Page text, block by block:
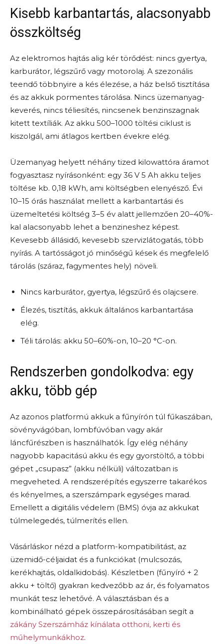
Kisebb karbantartás, alacsonyabb
összköltség
Az elektromos hajtás alig kér törődést: nincs gyertya,
karburátor, légszűrő vagy motorolaj. A szezonális
teendő többnyire a kés élezése, a ház belső tisztítása
és az akkuk pormentes tárolása. Nincs üzemanyag-
keverés, nincs téliesítés, nincsenek benzinszagnak
kitett textíliák. Az akku 500–1000 töltési ciklust is
kiszolgál, ami átlagos kertben évekre elég.
Üzemanyag helyett néhány tized kilowattóra áramot
fogyasztasz nyírásonként: egy 36 V 5 Ah akku teljes
töltése kb. 0,18 kWh, ami költségben elenyésző. Évi
10–15 órás használat mellett a karbantartási és
üzemeltetési költség 3–5 év alatt jellemzően 20–40%-
kal alacsonyabb lehet a benzineshez képest.
Kevesebb állásidő, kevesebb szervizlátogatás, több
nyírás. A tartósságot jó minőségű kések és megfelelő
tárolás (száraz, fagymentes hely) növeli.
Nincs karburátor, gyertya, légszűrő és olajcsere.
Élezés, tisztítás, akkuk általános karbantartása
elég.
Téli tárolás: akku 50–60%-on, 10–20 °C-on.
Rendszerben gondolkodva: egy
akku, több gép
Az azonos platformú akkuk a fűnyírón túl fűkaszában,
sövényvágóban, lombfúvóban vagy akár
láncfűrészben is használhatók. Így elég néhány
nagyobb kapacitású akku és egy gyorstöltő, a többi
gépet „csupasz” (akku nélküli) változatban is
megveheted. A rendszerépítés egyszerre takarékos
és kényelmes, a szerszámpark egységes marad.
Emellett a digitális védelem (BMS) óvja az akkukat
túlmelegedés, túlmerítés ellen.
Vásárláskor nézd a platform-kompatibilitást, az
üzemidő-céljaidat és a funkciókat (mulcsozás,
kerékhajtás, oldalkidobás). Készletben (fűnyíró + 2
akku + töltő) gyakran kedvezőbb az ár, és folyamatos
munkát tesz lehetővé. A választásban és a
kombinálható gépek összepárosításában segít a
zákány Szerszámház kínálata otthoni, kerti és
műhelymunkákhoz.